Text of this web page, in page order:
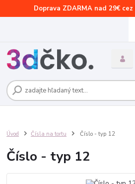
Doprava ZDARMA nad 29€
Úvod Čísla na tortu Číslo - typ 12
Číslo - typ 12